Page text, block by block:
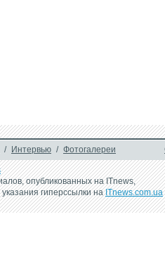
/ Интервью / Фотогалереи
опубликованных на ITnews,
гиперссылки наITnews.com.ua